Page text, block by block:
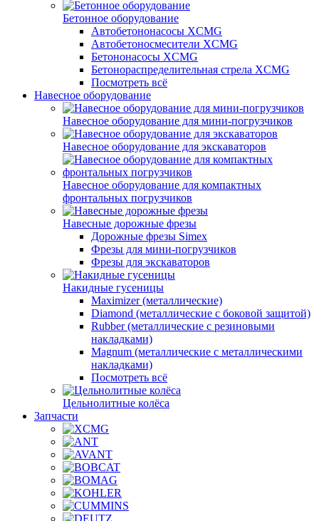
Бетонное оборудование
Автобетононасосы XCMG
Автобетоносмесители XCMG
Бетононасосы XCMG
Бетонораспределительная стрела XCMG
Посмотреть всё
Навесное оборудование
Навесное оборудование для мини-погрузчиков
Навесное оборудование для экскаваторов
Навесное оборудование для компактных
фронтальных погрузчиков
Навесные дорожные фрезы
Дорожные фрезы Simex
Фрезы для мини-погрузчиков
Фрезы для экскаваторов
Накидные гусеницы
Maximizer (металлические)
Diamond (металлические с боковой защитой)
Rubber (металлические с резиновыми
накладками)
Magnum (металлические с металлическими
накладками)
Посмотреть всё
Цельнолитные колёса
Запчасти